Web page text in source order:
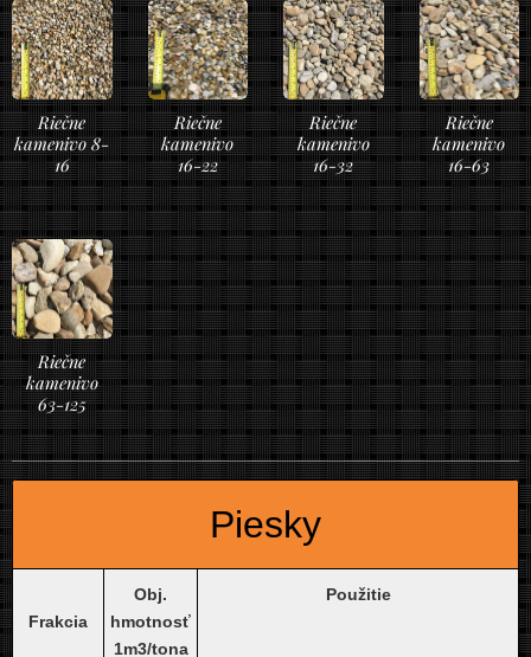
Riečne
kamenivo 8-
16
Riečne
kamenivo
16-22
Riečne
kamenivo
16-32
Riečne
kamenivo
16-63
Riečne
kamenivo
63-125
Piesky
Frakcia
Obj.
hmotnosť
1m3/tona
Použitie